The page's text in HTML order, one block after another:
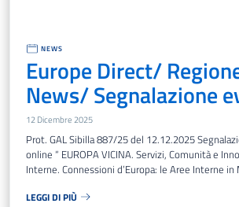
NEWS
Europe Direct/
News/ Segnalazione
12 Dicembre 2025
Prot. GAL Sibilla 887/25 del 12.12.2025
online “ EUROPA VICINA. Servizi, Comunità e
Interne. Connessioni d’Europa: le Aree Interne
LEGGI DI PIÙ